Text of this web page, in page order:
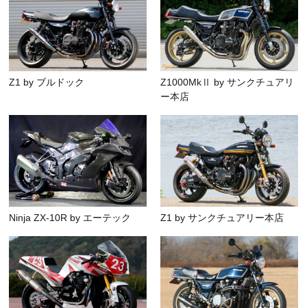
Z1 by ブルドック
Z1000MkⅡ by サンクチュアリ
ー本店
Ninja ZX-10R by エーテック Z1 by サンクチュアリー本店